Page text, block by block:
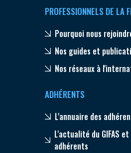
PROFESSIONNELS DE LA
Pourquoi nous
Nos guides et
Nos réseaux à
ADHÉRENTS
L'annuaire des
L'actualité du GIFAS et
adhérents